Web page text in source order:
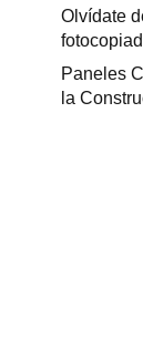
Olvídate
Paneles
la